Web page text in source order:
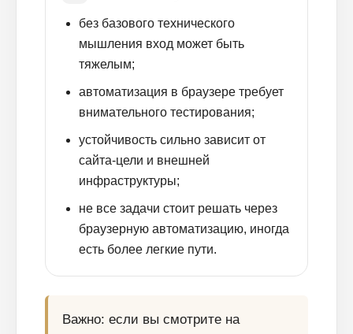
без базового технического
мышления вход может быть
тяжелым;
автоматизация в браузере требует
внимательного тестирования;
устойчивость сильно зависит от
сайта-цели и внешней
инфраструктуры;
не все задачи стоит решать через
браузерную автоматизацию, иногда
есть более легкие пути.
Важно: если вы смотрите на